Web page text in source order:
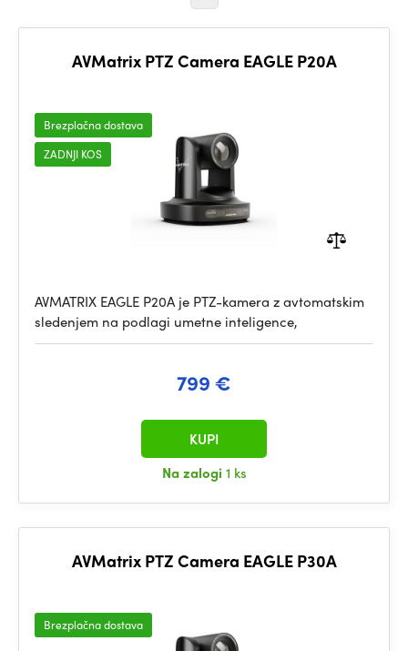
AVMatrix PTZ Camera EAGLE P20A
Brezplačna dostava
ZADNJI KOS
AVMATRIX EAGLE P20A je PTZ-kamera z avtomatskim
sledenjem na podlagi umetne inteligence,
799 €
Na zalogi 1 ks
KUPI
AVMatrix PTZ Camera EAGLE P30A
Brezplačna dostava